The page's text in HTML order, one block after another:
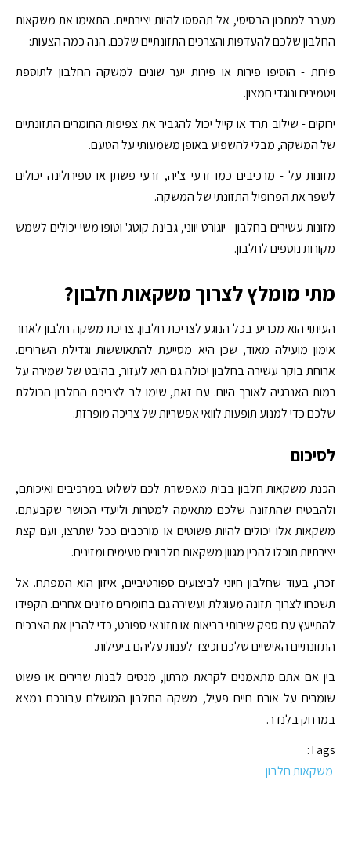
מעבר למתכון הבסיסי, אל תהססו להיות יצירתיים. התאימו את משקאות
החלבון שלכם להעדפות והצרכים התזונתיים שלכם. הנה כמה הצעות:
פירות - הוסיפו פירות או פירות יער שונים למשקה החלבון לתוספת
ויטמינים ונוגדי חמצון.
ירוקים - שילוב תרד או קייל יכול להגביר את צפיפות החומרים התזונתיים
של המשקה, מבלי להשפיע באופן משמעותי על הטעם.
מזונות על - מרכיבים כמו זרעי צ'יה, זרעי פשתן או ספירולינה יכולים
לשפר את הפרופיל התזונתי של המשקה.
מזונות עשירים בחלבון - יוגורט יווני, גבינת קוטג' וטופו משי יכולים לשמש
מקורות נוספים לחלבון.
מתי מומלץ לצרוך משקאות חלבון?
העיתוי הוא מכריע בכל הנוגע לצריכת חלבון. צריכת משקה חלבון לאחר
אימון מועילה מאוד, שכן היא מסייעת להתאוששות וגדילת השרירים.
ארוחת בוקר עשירה בחלבון יכולה גם היא לעזור, בהיבט של שמירה על
רמות האנרגיה לאורך היום. עם זאת, שימו לב לצריכת החלבון הכוללת
שלכם כדי למנוע תופעות לוואי אפשריות של צריכה מופרזת.
לסיכום
הכנת משקאות חלבון בבית מאפשרת לכם לשלוט במרכיבים ואיכותם,
ולהבטיח שהתזונה שלכם מתאימה למטרות וליעדי הכושר שקבעתם.
משקאות אלו יכולים להיות פשוטים או מורכבים ככל שתרצו, ועם קצת
יצירתיות תוכלו להכין מגוון משקאות חלבונים טעימים ומזינים.
זכרו, בעוד שחלבון חיוני לביצועים ספורטיביים, איזון הוא המפתח. אל
תשכחו לצרוך תזונה מעוגלת ועשירה גם בחומרים מזינים אחרים. הקפידו
להתייעץ עם ספק שירותי בריאות או תזונאי ספורט, כדי להבין את הצרכים
התזונתיים האישיים שלכם וכיצד לענות עליהם ביעילות.
בין אם אתם מתאמנים לקראת מרתון, מנסים לבנות שרירים או פשוט
שומרים על אורח חיים פעיל, משקה החלבון המושלם עבורכם נמצא
במרחק בלנדר.
Tags:
משקאות חלבון